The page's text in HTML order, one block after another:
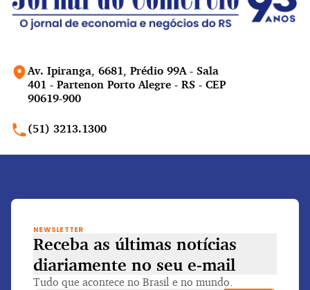
Av. Ipiranga, 6681, Prédio 99A - Sala
401 - Partenon Porto Alegre - RS - CEP
90619-900
(51) 3213.1300
NEWSLETTER
Receba as últimas notícias
diariamente no seu e-mail
Tudo que acontece no Brasil e no mundo.